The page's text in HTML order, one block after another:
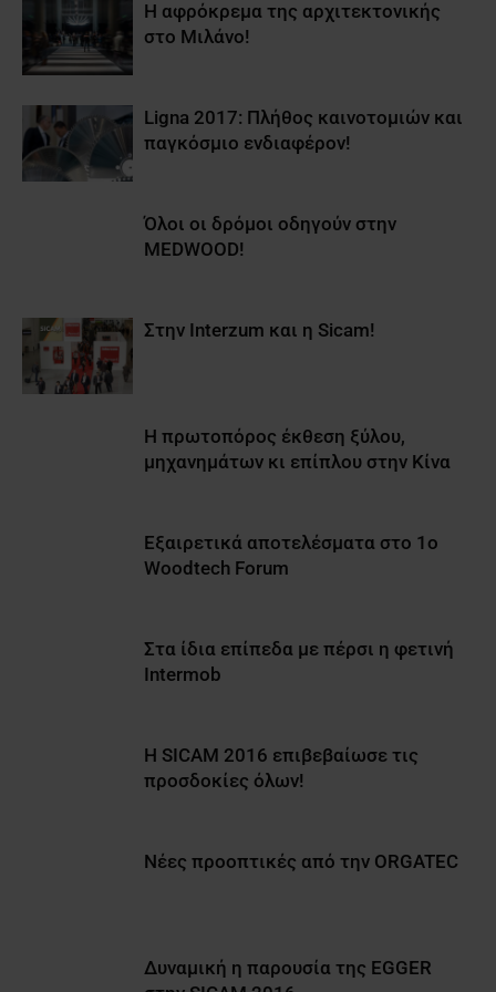
Η αφρόκρεμα της αρχιτεκτονικής
στο Μιλάνο!
Ligna 2017: Πλήθος καινοτομιών και
παγκόσμιο ενδιαφέρον!
Όλοι οι δρόμοι οδηγούν στην
MEDWOOD!
Στην Interzum και η Sicam!
Η πρωτοπόρος έκθεση ξύλου,
μηχανημάτων κι επίπλου στην Κίνα
Εξαιρετικά αποτελέσματα στο 1o
Woodtech Forum
Στα ίδια επίπεδα με πέρσι η φετινή
Intermob
Η SICAM 2016 επιβεβαίωσε τις
προσδοκίες όλων!
Νέες προοπτικές από την ORGATEC
Δυναμική η παρουσία της EGGER